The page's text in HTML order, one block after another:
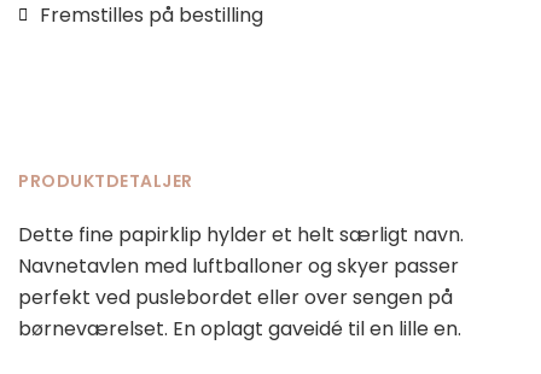
Luftballoner
Fremstilles på bestilling
PRODUKTDETALJER
Dette fine papirklip hylder et helt særligt navn.
Navnetavlen med luftballoner og skyer passer
perfekt ved puslebordet eller over sengen på
børneværelset. En oplagt gaveidé til en lille en.